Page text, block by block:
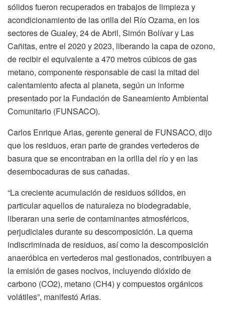
sólidos fueron recuperados en trabajos de limpieza y
acondicionamiento de las orilla del Río Ozama, en los
sectores de Gualey, 24 de Abril, Simón Bolívar y Las
Cañitas, entre el 2020 y 2023, liberando la capa de ozono,
de recibir el equivalente a 470 metros cúbicos de gas
metano, componente responsable de casi la mitad del
calentamiento afecta al planeta, según un informe
presentado por la Fundación de Saneamiento Ambiental
Comunitario (FUNSACO).
Carlos Enrique Arias, gerente general de FUNSACO, dijo
que los residuos, eran parte de grandes vertederos de
basura que se encontraban en la orilla del río y en las
desembocaduras de sus cañadas.
“La creciente acumulación de residuos sólidos, en
particular aquellos de naturaleza no biodegradable,
liberaran una serie de contaminantes atmosféricos,
perjudiciales durante su descomposición. La quema
indiscriminada de residuos, así como la descomposición
anaeróbica en vertederos mal gestionados, contribuyen a
la emisión de gases nocivos, incluyendo dióxido de
carbono (CO2), metano (CH4) y compuestos orgánicos
volátiles”, manifestó Arias.